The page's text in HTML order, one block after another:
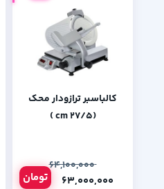
کالباسبر ترازودار محک
(27/5 cm )
۶۴,۱۰۰,۰۰۰
تومان